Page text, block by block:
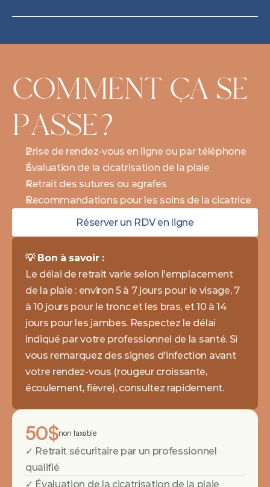
COMMENT ÇA SE
PASSE?
Prise de rendez-vous en ligne ou par téléphone
Évaluation de la cicatrisation de la plaie
Retrait des sutures ou agrafes
Recommandations pour les soins de la cicatrice
Réserver un RDV en ligne
💡 Bon à savoir :
Le délai de retrait varie selon l'emplacement
de la plaie : environ 5 à 7 jours pour le visage, 7
à 10 jours pour le tronc et les bras, et 10 à 14
jours pour les jambes. Respectez le délai
indiqué par votre professionnel de la santé. Si
vous remarquez des signes d'infection avant
votre rendez-vous (rougeur croissante,
écoulement, fièvre), consultez rapidement.
50$non taxable
✓ Retrait sécuritaire par un professionnel
qualifié
✓ Évaluation de la cicatrisation de la plaie